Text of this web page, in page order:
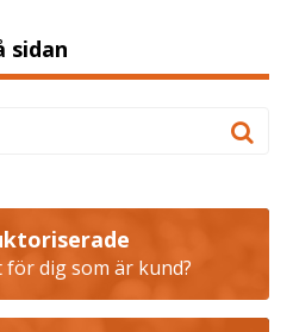
sidan
för dig som är kund?